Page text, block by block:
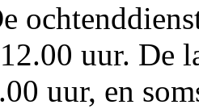
uur. De
uur, en